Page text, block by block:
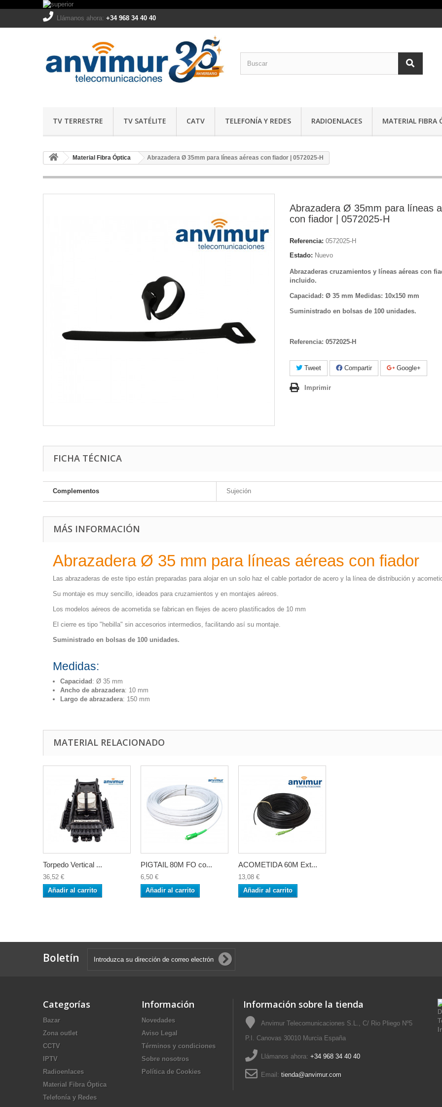
Llámanos ahora: +34 968 34 40 40
TV TERRESTRE TV SATÉLITE CATV TELEFONÍA Y REDES RADIOENLACES MATERIAL FIBRA
Material Fibra Óptica Abrazadera Ø 35mm para líneas aéreas con fiador | 0572025-H
Abrazadera Ø 35mm para líneas
con fiador | 0572025-H
Referencia: 0572025-H
Estado: Nuevo
Abrazaderas cruzamientos y líneas aéreas con
incluido.
Capacidad: Ø 35 mm Medidas: 10x150 mm
Suministrado en bolsas de 100 unidades.
Referencia: 0572025-H
Tweet Compartir Google+
Imprimir
FICHA TÉCNICA
Complementos Sujeción
MÁS INFORMACIÓN
Abrazadera Ø 35 mm para líneas aéreas con fiador
Las abrazaderas de este tipo están preparadas para alojar en un solo haz el cable portador de acero y la línea de distribución y
Su montaje es muy sencillo, ideados para cruzamientos y en montajes aéreos.
Los modelos aéreos de acometida se fabrican en flejes de acero plastificados de 10 mm
El cierre es tipo "hebilla" sin accesorios intermedios, facilitando así su montaje.
Suministrado en bolsas de 100 unidades.
Medidas:
Capacidad : Ø 35 mm
Ancho de abrazadera: 10 mm
Largo de abrazadera: 150 mm
MATERIAL RELACIONADO
Torpedo Vertical ...
36,52 €
Añadir al carrito
PIGTAIL 80M FO co...
6,50 €
Añadir al carrito
ACOMETIDA 60M Ext...
13,08 €
Añadir al carrito
Boletín
Categorías
Bazar
Zona outlet
CCTV
IPTV
Radioenlaces
Material Fibra Óptica
Telefonía y Redes
Información
Novedades
Aviso Legal
Términos y condiciones
Sobre nosotros
Política de Cookies
Información sobre la tienda
Anvimur Telecomunicaciones S.L., C/ Rio Pliego Nº5
P.I. Canovas 30010 Murcia España
Llámanos ahora: +34 968 34 40 40
Email: tienda@anvimur.com